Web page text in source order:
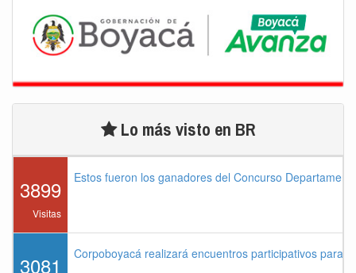
Lo más visto en BR
3899
Visitas
Estos fueron los ganadores del Concurso
3081 Corpoboyacá realizará encuentros participativos para